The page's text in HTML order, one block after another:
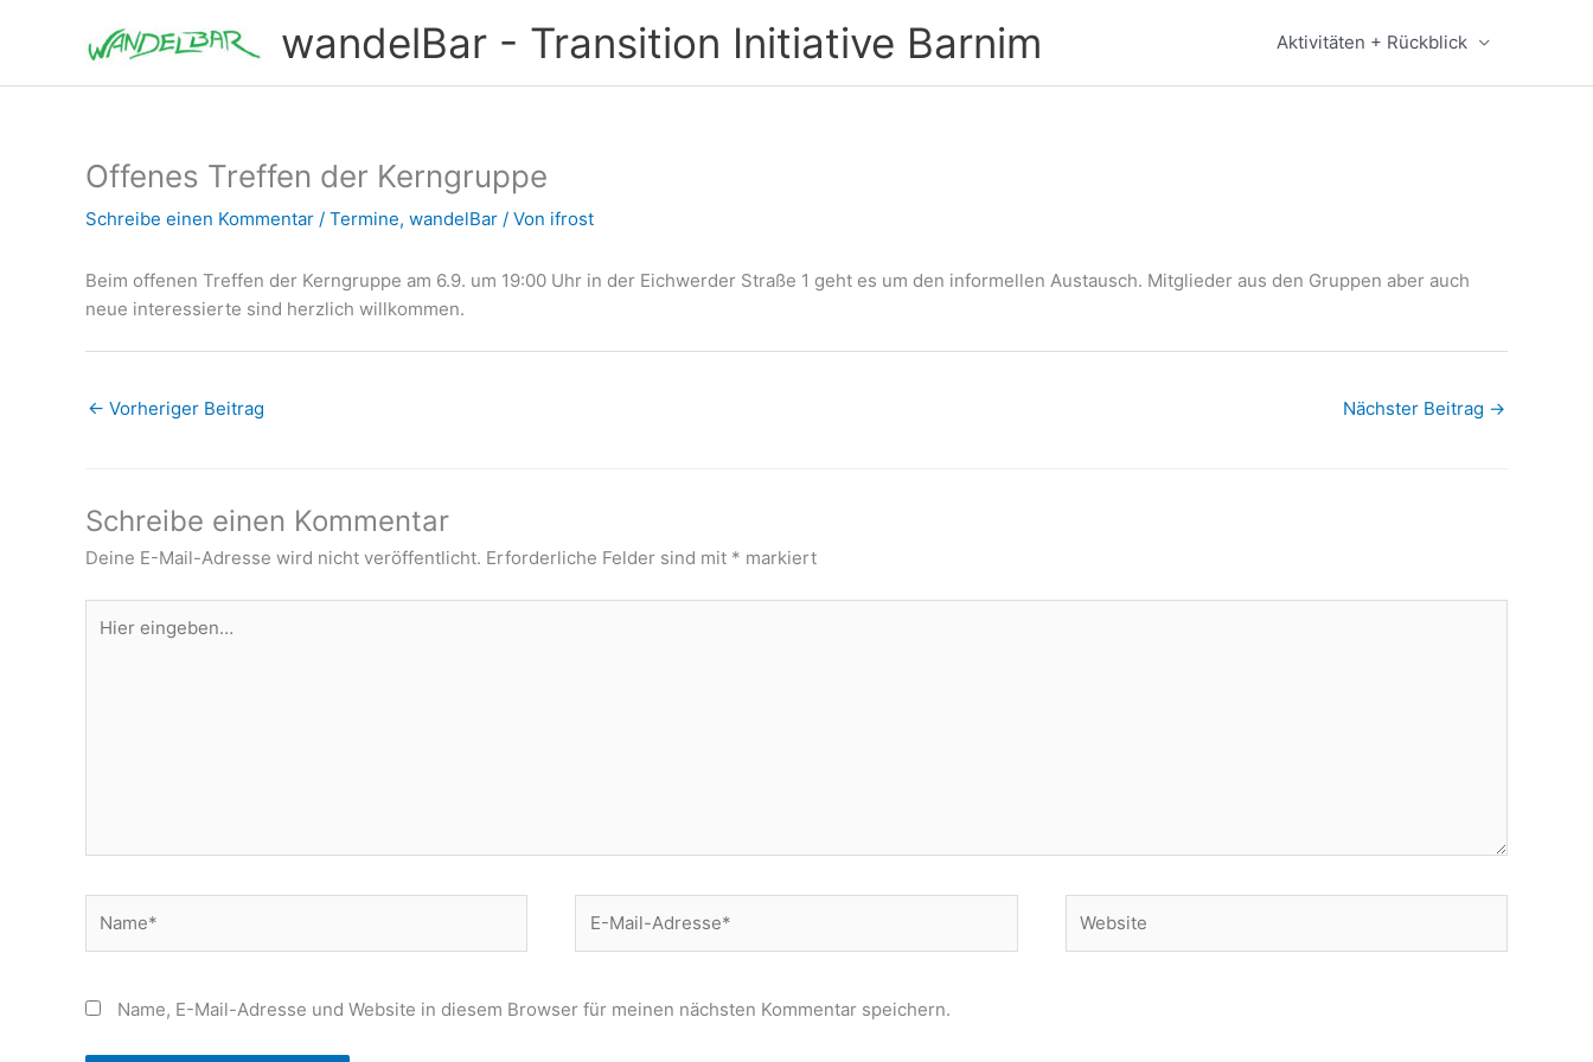
wandelBar - Transition Initiative Barnim Aktivitäten + Rückblick
Offenes Treffen der Kerngruppe
Schreibe einen Kommentar / Termine, wandelBar / Von ifrost
Beim offenen Treffen der Kerngruppe am 6.9. um 19:00 Uhr in der Eichwerder Straße 1 geht es um den informellen Austausch. Mitglieder aus den Gruppen aber auch
neue interessierte sind herzlich willkommen.
← Vorheriger Beitrag Nächster Beitrag →
Schreibe einen Kommentar
Deine E-Mail-Adresse wird nicht veröffentlicht. Erforderliche Felder sind mit * markiert
eingeben…
Mail-
Name, E-Mail-Adresse und Website in diesem Browser für meinen nächsten Kommentar speichern.